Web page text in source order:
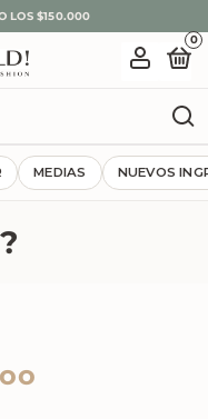
TARJETA
0
MEDIAS NUEVOS